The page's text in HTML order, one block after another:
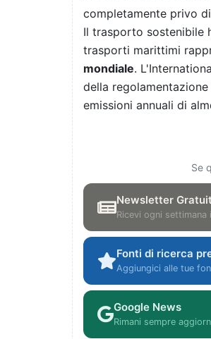
completamente privo
Il trasporto sostenibile
trasporti marittimi
mondiale.
della
emissioni annuali di
Se
Newsletter
Ricevi ogni
Fonti di ricerca
Aggiungici alle tue
Google News
Rimani sempre